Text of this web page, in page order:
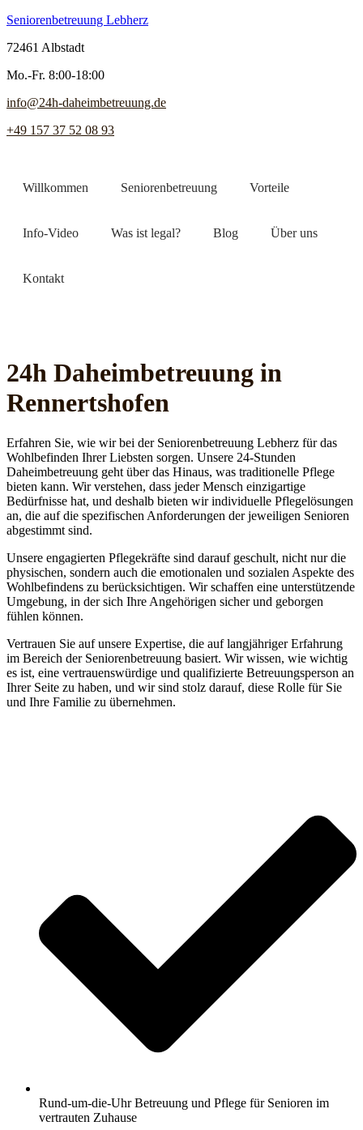
Seniorenbetreuung Lebherz
72461 Albstadt
Mo.-Fr. 8:00-18:00
info@24h-daheimbetreuung.de
+49 157 37 52 08 93
Willkommen Seniorenbetreuung Vorteile
Info-Video Was ist legal? Blog Über uns
Kontakt
24h Daheim­betreuung in
Rennertshofen
Erfahren Sie, wie wir bei der Seniorenbetreuung Lebherz für das
Wohlbefinden Ihrer Liebsten sorgen. Unsere 24-Stunden
Daheimbetreuung geht über das Hinaus, was traditionelle Pflege
bieten kann. Wir verstehen, dass jeder Mensch einzigartige
Bedürfnisse hat, und deshalb bieten wir individuelle Pflegelösungen
an, die auf die spezifischen Anforderungen der jeweiligen Senioren
abgestimmt sind.
Unsere engagierten Pflegekräfte sind darauf geschult, nicht nur die
physischen, sondern auch die emotionalen und sozialen Aspekte des
Wohlbefindens zu berücksichtigen. Wir schaffen eine unterstützende
Umgebung, in der sich Ihre Angehörigen sicher und geborgen
fühlen können.
Vertrauen Sie auf unsere Expertise, die auf langjähriger Erfahrung
im Bereich der Seniorenbetreuung basiert. Wir wissen, wie wichtig
es ist, eine vertrauenswürdige und qualifizierte Betreuungsperson an
Ihrer Seite zu haben, und wir sind stolz darauf, diese Rolle für Sie
und Ihre Familie zu übernehmen.
Rund-um-die-Uhr Betreuung und Pflege für Senioren im
vertrauten Zuhause